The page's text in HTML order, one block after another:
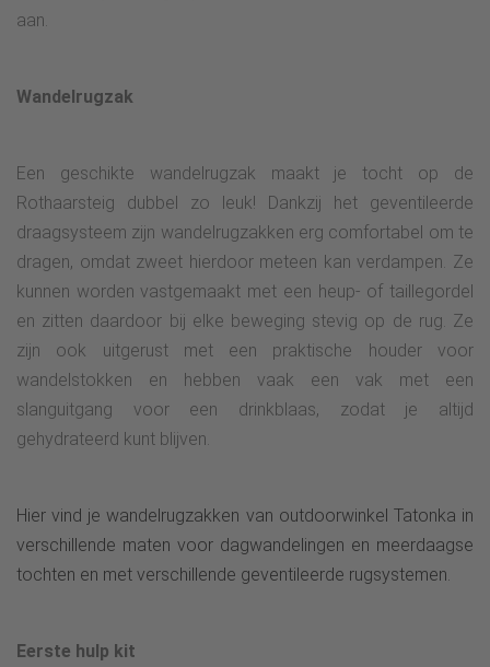
aan.
Wandelrugzak
Een geschikte wandelrugzak maakt je tocht op de
Rothaarsteig dubbel zo leuk! Dankzij het geventileerde
draagsysteem zijn wandelrugzakken erg comfortabel om te
dragen, omdat zweet hierdoor meteen kan verdampen. Ze
kunnen worden vastgemaakt met een heup- of taillegordel
en zitten daardoor bij elke beweging stevig op de rug. Ze
zijn ook uitgerust met een praktische houder voor
wandelstokken en hebben vaak een vak met een
slanguitgang voor een drinkblaas, zodat je altijd
gehydrateerd kunt blijven.
Hier vind je wandelrugzakken van outdoorwinkel Tatonka in
verschillende maten voor dagwandelingen en meerdaagse
tochten en met verschillende geventileerde rugsystemen.
Eerste hulp kit